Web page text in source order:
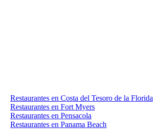
Restaurantes en Costa del Tesoro de la Florida
Restaurantes en Fort Myers
Restaurantes en Pensacola
Restaurantes en Panama Beach